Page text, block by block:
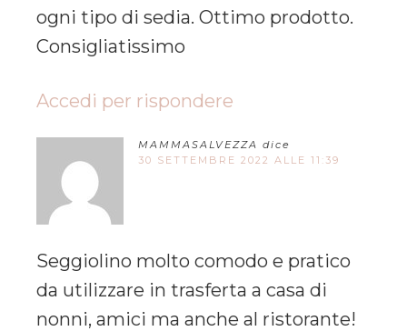
ogni tipo di sedia. Ottimo prodotto.
Consigliatissimo
Accedi per rispondere
MAMMASALVEZZA dice
30 SETTEMBRE 2022 ALLE 11:39
Seggiolino molto comodo e pratico
da utilizzare in trasferta a casa di
nonni, amici ma anche al ristorante!